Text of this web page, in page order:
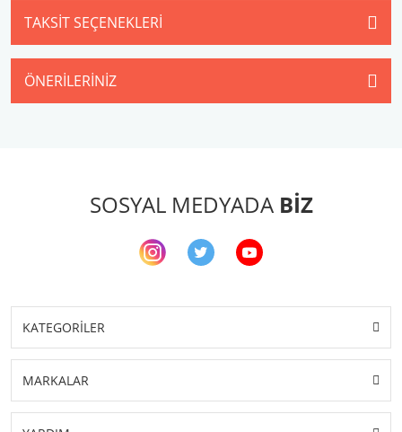
TAKSIT SEÇENEKLERI
ÖNERILERINIZ
SOSYAL MEDYADA BİZ
KATEGORİLER
MARKALAR